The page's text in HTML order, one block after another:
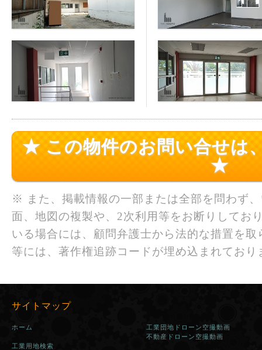
★ この物件のお問い合せは
★
※ また、掲載情報の一部または全部を問わず
面、地図の複製や、2次利用等をお断りしてお
いる場合には、顧問弁護士から法的な措置を
等には、著作権追跡コードが埋め込まれており
サイトマップ
ホーム
工業用地検索
工業団地ドローン空撮動画
不動産ドローン空撮動画